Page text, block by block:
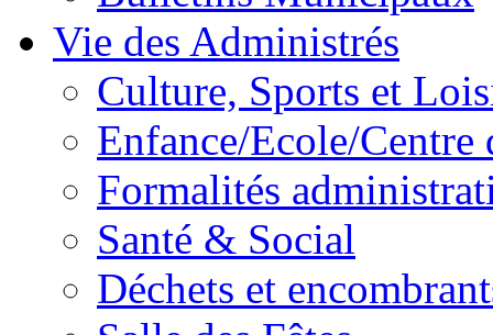
Vie des Administrés
Culture, Sports et
Enfance/Ecole/Centre
Formalités
Santé & Social
Déchets et